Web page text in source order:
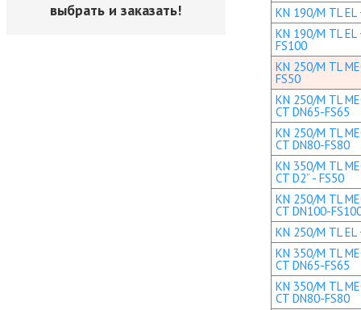
выбрать и заказать!
KN 190/M TL EL
KN 190/M TL EL
FS100
KN 250/M TL
FS50
KN 250/M TL
CT DN65-FS65
KN 250/M TL
CT DN80-FS80
KN 350/M TL
CT D2” - FS50
KN 250/M TL
CT DN100-
KN 250/M TL EL
KN 350/M TL
CT DN65-FS65
KN 350/M TL
CT DN80-FS80